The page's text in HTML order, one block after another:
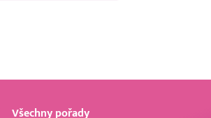
Všechny pořady